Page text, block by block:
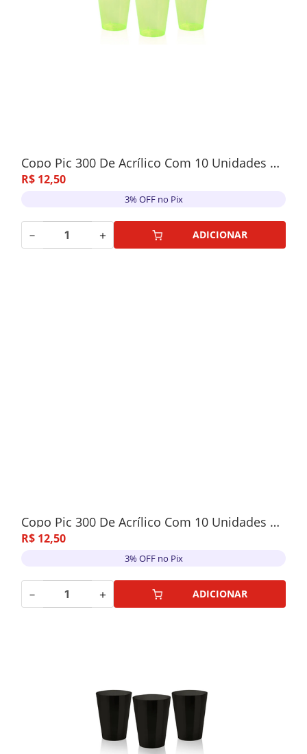
Copo Pic 300 De Acrílico Com 10 Unidades Amarelo Limão
R$ 12,50
3% OFF no Pix
－ ＋ ADICIONAR
Copo Pic 300 De Acrílico Com 10 Unidades Amarelo Neon
R$ 12,50
3% OFF no Pix
－ ＋ ADICIONAR